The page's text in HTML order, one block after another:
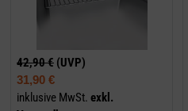
42,90 € (UVP)
31,90 €
inklusive MwSt. exkl.